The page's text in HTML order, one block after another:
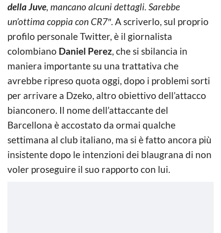
della Juve, mancano alcuni dettagli. Sarebbe
un’ottima coppia con CR7″. A scriverlo, sul proprio
profilo personale Twitter, è il giornalista
colombiano Daniel Perez, che si sbilancia in
maniera importante su una trattativa che
avrebbe ripreso quota oggi, dopo i problemi sorti
per arrivare a Dzeko, altro obiettivo dell’attacco
bianconero. Il nome dell’attaccante del
Barcellona è accostato da ormai qualche
settimana al club italiano, ma si è fatto ancora più
insistente dopo le intenzioni dei blaugrana di non
voler proseguire il suo rapporto con lui.